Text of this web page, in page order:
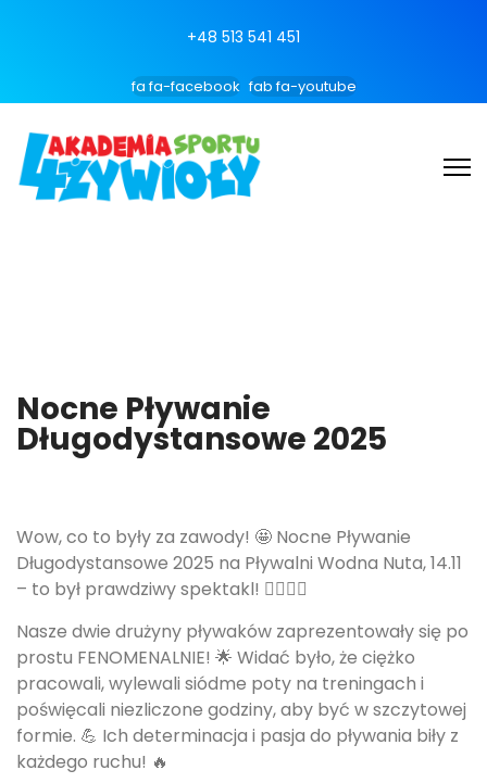
+48 513 541 451
fa fa-facebook fab fa-youtube
Nocne Pływanie
Długodystansowe 2025
Wow, co to były za zawody! 🤩 Nocne Pływanie
Długodystansowe 2025 na Pływalni Wodna Nuta, 14.11
– to był prawdziwy spektakl! 🏊‍♀️🏊‍♂️
Nasze dwie drużyny pływaków zaprezentowały się po
prostu FENOMENALNIE! 🌟 Widać było, że ciężko
pracowali, wylewali siódme poty na treningach i
poświęcali niezliczone godziny, aby być w szczytowej
formie. 💪 Ich determinacja i pasja do pływania biły z
każdego ruchu! 🔥